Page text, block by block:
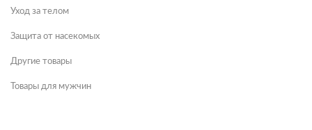
Уход за телом
Защита от насекомых
Другие товары
Товары для мужчин